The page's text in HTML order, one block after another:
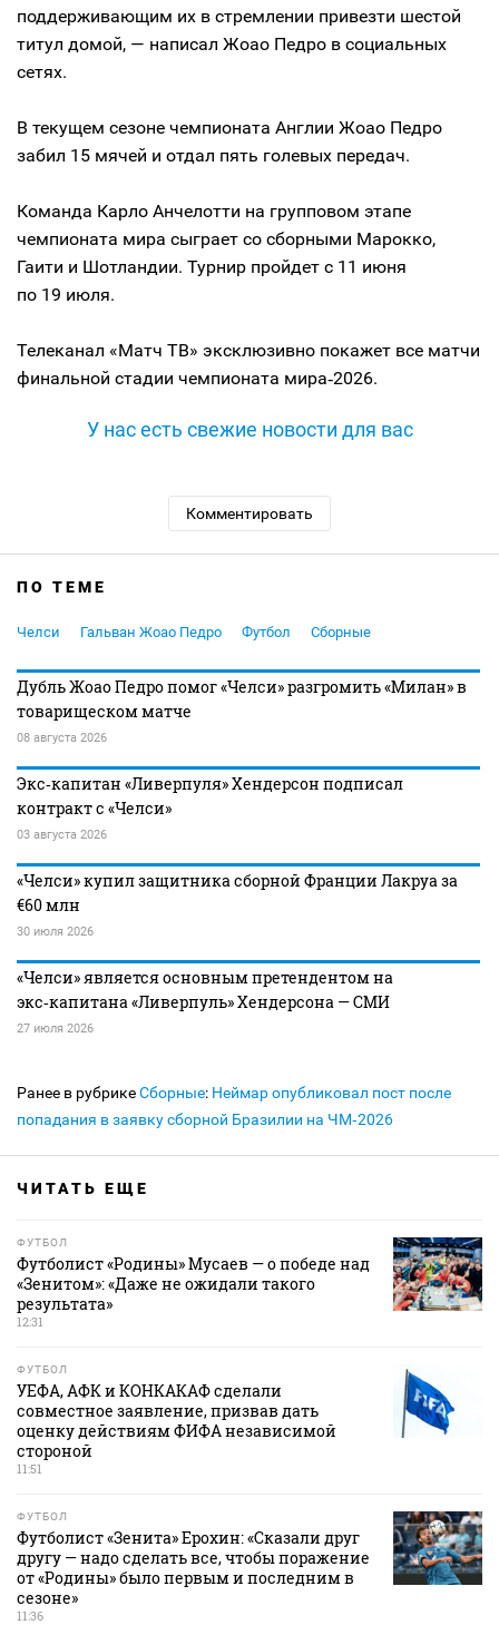
поддерживающим их в стремлении привезти шестой
титул домой, — написал Жоао Педро в социальных
сетях.
В текущем сезоне чемпионата Англии Жоао Педро
забил 15 мячей и отдал пять голевых передач.
Команда Карло Анчелотти на групповом этапе
чемпионата мира сыграет со сборными Марокко,
Гаити и Шотландии. Турнир пройдет с 11 июня
по 19 июля.
Телеканал «Матч ТВ» эксклюзивно покажет все матчи
финальной стадии чемпионата мира‑2026.
У нас есть свежие новости для вас
Комментировать
ПО ТЕМЕ
Челси Гальван Жоао Педро Футбол Сборные
Дубль Жоао Педро помог «Челси» разгромить «Милан» в
товарищеском матче
08 августа 2026
Экс‑капитан «Ливерпуля» Хендерсон подписал
контракт с «Челси»
03 августа 2026
«Челси» купил защитника сборной Франции Лакруа за
€60 млн
30 июля 2026
«Челси» является основным претендентом на
экс‑капитана «Ливерпуль» Хендерсона — СМИ
27 июля 2026
Ранее в рубрикеСборные: Неймар опубликовал пост после
попадания в заявку сборной Бразилии на ЧМ‑2026
ЧИТАТЬ ЕЩЕ
ФУТБОЛ
Футболист «Родины» Мусаев — о победе над
«Зенитом»: «Даже не ожидали такого
результата»
12:31
ФУТБОЛ
УЕФА, АФК и КОНКАКАФ сделали
совместное заявление, призвав дать
оценку действиям ФИФА независимой
стороной
11:51
ФУТБОЛ
Футболист «Зенита» Ерохин: «Сказали друг
другу — надо сделать все, чтобы поражение
от «Родины» было первым и последним в
сезоне»
11:36